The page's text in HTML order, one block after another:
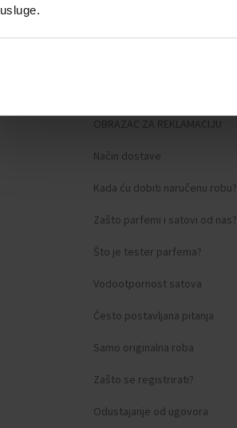
usluge.
OBRAZAC ZA REKLAMACIJU
Način dostave
Kada ću dobiti naručenu robu?
Zašto parfemi i satovi od nas?
Što je tester parfema?
Vodootpornost satova
Često postavljana pitanja
Samo originalna roba
Zašto se registrirati?
Odustajanje od ugovora